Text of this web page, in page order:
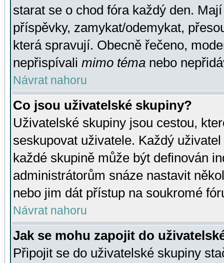
starat se o chod fóra každý den.
příspěvky, zamykat/odemykat,
která spravují. Obecně řečeno,
nepřispívali mimo téma nebo
Návrat nahoru
Co jsou uživatelské skupiny?
Uživatelské skupiny jsou cestou,
seskupovat uživatele. Každý
každé skupině může být definován
administrátorům snáze nastavit
nebo jim dát přístup na soukromé
Návrat nahoru
Jak se mohu zapojit do
Připojit se do uživatelské skupiny